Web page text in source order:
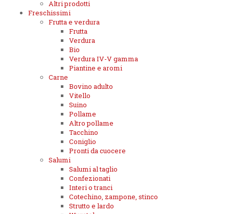
Altri prodotti
Freschissimi
Frutta e verdura
Frutta
Verdura
Bio
Verdura IV-V gamma
Piantine e aromi
Carne
Bovino adulto
Vitello
Suino
Pollame
Altro pollame
Tacchino
Coniglio
Pronti da cuocere
Salumi
Salumi al taglio
Confezionati
Interi o tranci
Cotechino, zampone, stinco
Strutto e lardo